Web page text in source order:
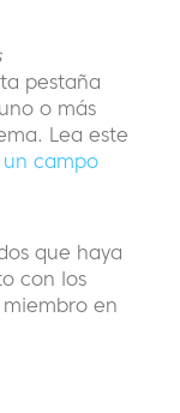
pestaña
o más
Lea este
campo
que haya
con los
en